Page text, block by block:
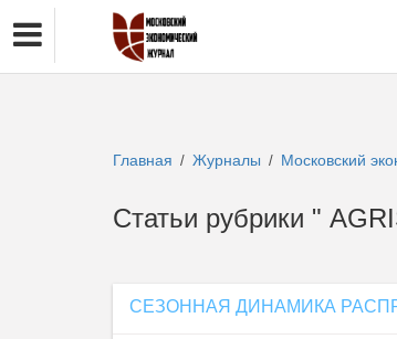
Главная / Журналы / Московский
Статьи рубрики "
СЕЗОННАЯ ДИНАМИКА